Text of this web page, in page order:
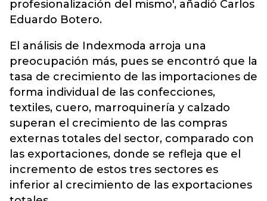
profesionalización del mismo', añadió Carlos
Eduardo Botero.
El análisis de Indexmoda arroja una
preocupación más, pues se encontró que la
tasa de crecimiento de las importaciones de
forma individual de las confecciones,
textiles, cuero, marroquinería y calzado
superan el crecimiento de las compras
externas totales del sector, comparado con
las exportaciones, donde se refleja que el
incremento de estos tres sectores es
inferior al crecimiento de las exportaciones